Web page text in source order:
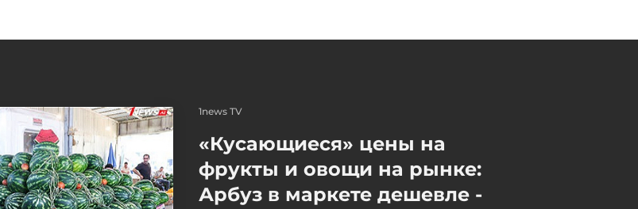
1news TV
«Кусающиеся» цены на
фрукты и овощи на рынке:
Арбуз в маркете дешевле -